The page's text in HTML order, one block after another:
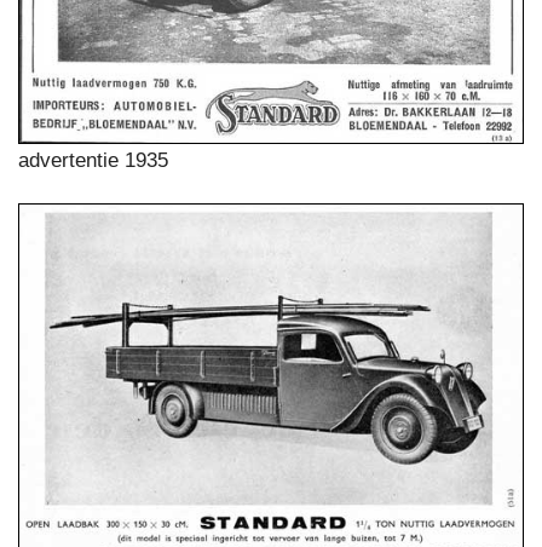
advertentie 1935